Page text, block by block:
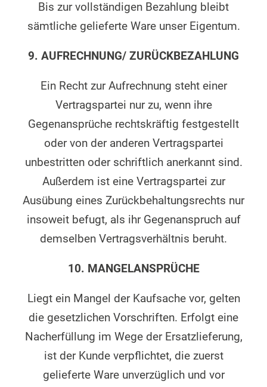
Bis zur vollständigen Bezahlung bleibt
sämtliche gelieferte Ware unser Eigentum.
9. AUFRECHNUNG/ ZURÜCKBEZAHLUNG
Ein Recht zur Aufrechnung steht einer
Vertragspartei nur zu, wenn ihre
Gegenansprüche rechtskräftig festgestellt
oder von der anderen Vertragspartei
unbestritten oder schriftlich anerkannt sind.
Außerdem ist eine Vertragspartei zur
Ausübung eines Zurückbehaltungsrechts nur
insoweit befugt, als ihr Gegenanspruch auf
demselben Vertragsverhältnis beruht.
10. MANGELANSPRÜCHE
Liegt ein Mangel der Kaufsache vor, gelten
die gesetzlichen Vorschriften. Erfolgt eine
Nacherfüllung im Wege der Ersatzlieferung,
ist der Kunde verpflichtet, die zuerst
gelieferte Ware unverzüglich und vor